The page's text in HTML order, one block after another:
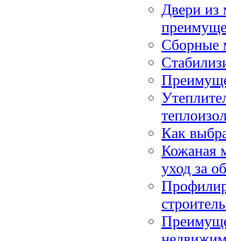
Двери из
Сборные
Как
Кожаная
уход за